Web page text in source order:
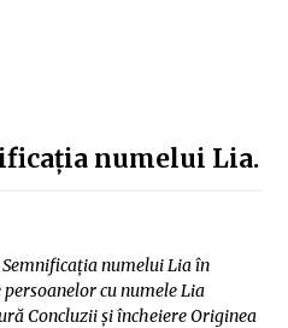
numelui Lia.
numelui Lia în
cu numele Lia
Concluzii și încheiere Originea